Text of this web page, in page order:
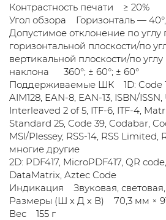
Контрастность печати ≥ 20%
Угол обзора Горизонталь —
Допустимое отклонение по углу
горизонтальной плоскости/по
вертикальной плоскости/по
наклона 360°; ± 60°; ± 60°
Поддерживаемые ШК 1D: Code
AIM128, EAN-8, EAN-13, ISBN/
Interleaved 2 of 5, ITF-6, ITF-4,
Standard 25, Code 39, Codabar,
MSI/Plessey, RSS-14, RSS Limited,
многие другие
2D: PDF417, MicroPDF417, QR
DataMatrix, Aztec Code
Индикация Звуковая,
Размеры (Ш х Д х В) 70,3 мм ×
Вес 155 г